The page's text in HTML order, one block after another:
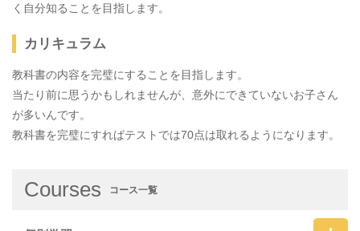
く自分知ることを目指します。
カリキュラム
教科書の内容を完璧にすることを目指します。
当たり前に思うかもしれませんが、意外にできていないお子さん
が多いんです。
教科書を完璧にすればテストでは70点は取れるようになります。
Courses コース一覧